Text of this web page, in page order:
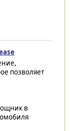
позволяет
в